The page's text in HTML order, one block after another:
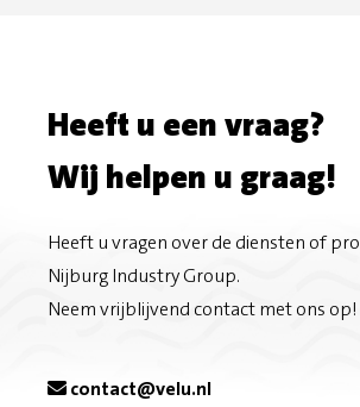
o
n
F
a
e
Heeft u een vraag?
Wij helpen u graag!
Heeft u vragen over de diensten of
Nijburg Industry Group.
Neem vrijblijvend contact met ons op!
contact@velu.nl